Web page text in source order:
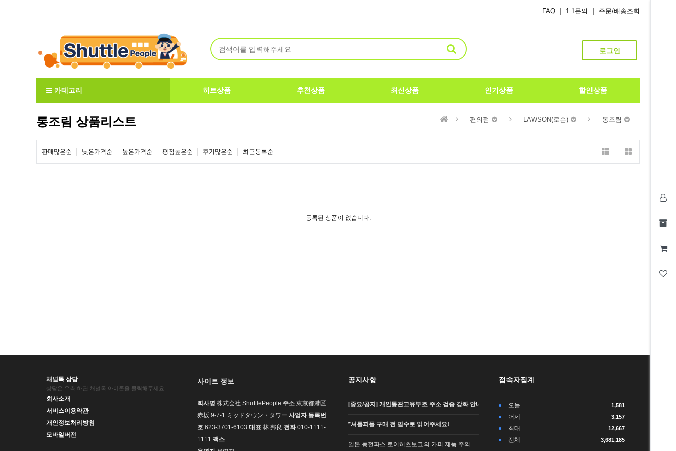
FAQ 1:1문의 주문/배송조회
로그인
카테고리 히트상품 추천상품 최신상품 인기상품 할인상품
통조림 상품리스트 편의점 LAWSON(로손) 통조림
판매많은순 낮은가격순 높은가격순 평점높은순 후기많은순 최근등록순
등록된 상품이 없습니다.
채널톡 상담
상담은 우측 하단 채널톡 아이콘을 클릭해주세요
회사소개
서비스이용약관
개인정보처리방침
모바일버전
사이트 정보
회사명 株式会社 ShuttlePeople 주소 東京都港区
赤坂 9-7-1 ミッドタウン・タワー 사업자 등록번
호 623-3701-6103 대표 林 邦良 전화010-1111-
1111 팩스
공지사항
[중요/공지] 개인통관고유부호 주소 검증 강화 안내 (…
*셔틀피플 구매 전 필수로 읽어주세요!
일본 동전파스 로이히츠보코의 카피 제품 주의
접속자집계
오늘 1,581
어제 3,157
최대 12,667
전체 3,681,185